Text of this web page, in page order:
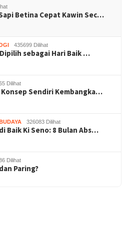
Betina Cepat Kawin Sec…
435699 Dilihat
sebagai Hari Baik …
Dilihat
Sendiri Kembangka…
326083 Dilihat
Baik Ki Seno: 8 Bulan Abs…
Dilihat
Paring?